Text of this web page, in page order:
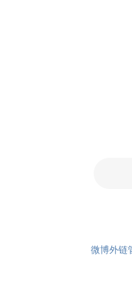
微博外链